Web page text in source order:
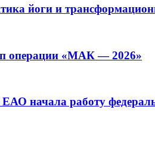
йоги и
операции «МАК — 2026»
начала работу